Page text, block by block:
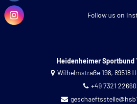
Follow us on
Heidenheimer Sportbund
Wilhelmstraße 198, 89518
+49 7321 22660